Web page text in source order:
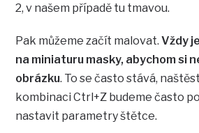
2, v našem případě tu tmavou.
Pak můžeme začít malovat. Vždy
na miniaturu masky, abychom si
obrázku. To se často stává,
kombinaci Ctrl+Z budeme často
nastavit parametry štětce.